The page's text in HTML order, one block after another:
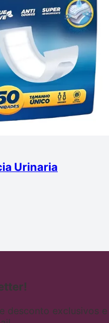
Urinaria
desconto exclusivos e